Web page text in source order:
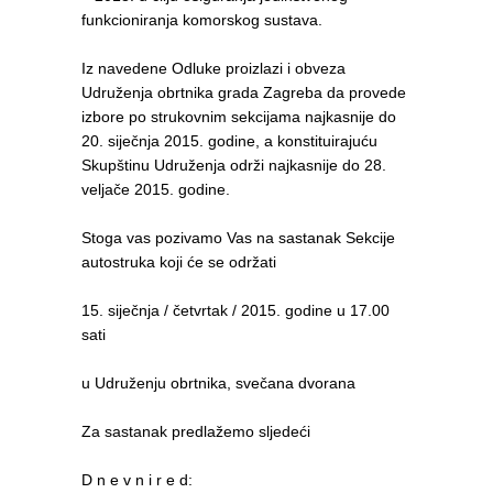
funkcioniranja komorskog sustava.
Iz navedene Odluke proizlazi i obveza
Udruženja obrtnika grada Zagreba da provede
izbore po strukovnim sekcijama najkasnije do
20. siječnja 2015. godine, a konstituirajuću
Skupštinu Udruženja održi najkasnije do 28.
veljače 2015. godine.
Stoga vas pozivamo Vas na sastanak Sekcije
autostruka koji će se održati
15. siječnja / četvrtak / 2015. godine u 17.00
sati
u Udruženju obrtnika, svečana dvorana
Za sastanak predlažemo sljedeći
D n e v n i r e d: